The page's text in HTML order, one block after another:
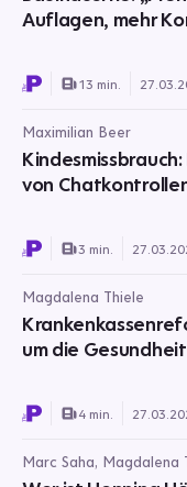
Auflagen, mehr
13 min.
Maximilian Beer
von
3 min.
Magdalena Thiele
um die Gesundheit
4 min.
Marc Saha, Magdalena
Nils Heisterhagen